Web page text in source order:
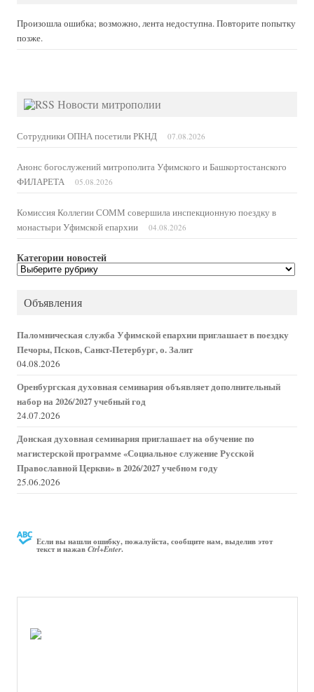
Произошла ошибка; возможно, лента недоступна. Повторите попытку
позже.
Новости митрополии
Сотрудники ОПНА посетили РКНД 07.08.2026
Анонс богослужений митрополита Уфимского и Башкортостанского
ФИЛАРЕТА
05.08.2026
Комиссия Коллегии СОММ совершила инспекционную поездку в
монастыри Уфимской епархии
04.08.2026
Категории новостей
Категории
новостей
Объявления
Паломническая служба Уфимской епархии приглашает в поездку
Печоры, Псков, Санкт-Петербург, о. Залит
04.08.2026
Оренбургская духовная семинария объявляет дополнительный
набор на 2026/2027 учебный год
24.07.2026
Донская духовная семинария приглашает на обучение по
магистерской программе «Социальное служение Русской
Православной Церкви» в 2026/2027 учебном году
25.06.2026
Если вы нашли ошибку, пожалуйста, сообщите нам, выделив этот
текст и нажавCtrl+Enter.